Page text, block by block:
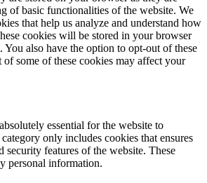
of basic functionalities of the website. We
that help us analyze and understand how
cookies will be stored in your browser
also have the option to opt-out of these
some of these cookies may affect your
essential for the website to
only includes cookies that ensures
security features of the website. These
personal information.